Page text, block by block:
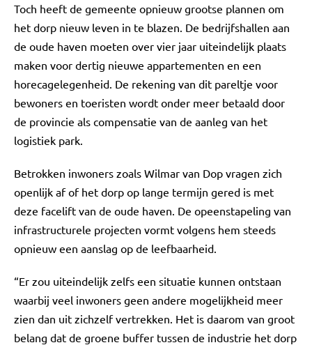
Toch heeft de gemeente opnieuw grootse plannen om
het dorp nieuw leven in te blazen. De bedrijfshallen aan
de oude haven moeten over vier jaar uiteindelijk plaats
maken voor dertig nieuwe appartementen en een
horecagelegenheid. De rekening van dit pareltje voor
bewoners en toeristen wordt onder meer betaald door
de provincie als compensatie van de aanleg van het
logistiek park.
Betrokken inwoners zoals Wilmar van Dop vragen zich
openlijk af of het dorp op lange termijn gered is met
deze facelift van de oude haven. De opeenstapeling van
infrastructurele projecten vormt volgens hem steeds
opnieuw een aanslag op de leefbaarheid.
“Er zou uiteindelijk zelfs een situatie kunnen ontstaan
waarbij veel inwoners geen andere mogelijkheid meer
zien dan uit zichzelf vertrekken. Het is daarom van groot
belang dat de groene buffer tussen de industrie het dorp